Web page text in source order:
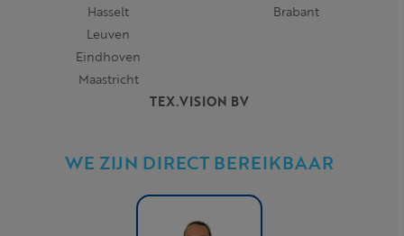
TEX.VISION BV
WE ZIJN DIRECT BEREIKBAAR
Hasselt
Leuven
Eindhoven
Maastricht
Brabant